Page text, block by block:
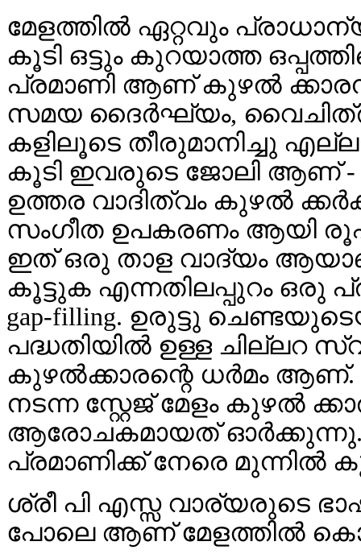
മേളത്തില്‍ ഏറ്റവും
കൂടി ഒട്ടും കുറയാത്ത
പ്രമാണി ആണ് കുഴല്‍
സമയ ദൈര്‍ഘ്യം,
കളിലൂടെ തീരുമാനിച്ചു
കൂടി ഇവരുടെ ജോലി ആണ് -
ഉത്തര വാദിത്വം കുഴല്‍
സംഗീത ഉപകരണം ആയി
ഇത് ഒരു താള വാദ്യം
കൂട്ടുക എന്നതിലപ്പുറം ഒരു
gap-filling. ഉരുട്ടു
പദ്ധതിയില്‍ ഉള്ള ചില്ലറ
കുഴല്‍ക്കാരന്റെ ധര്‍മം ആണ്.
നടന്ന സ്റ്റേജ് മേളം കുഴല്‍
ആരോചകമായത്
പ്രമാണിക്ക് നേരെ മുന്നില്‍
ശ്രീ പി എസ്സ വാര്യരുടെ
പോലെ ആണ് മേളത്തില്‍